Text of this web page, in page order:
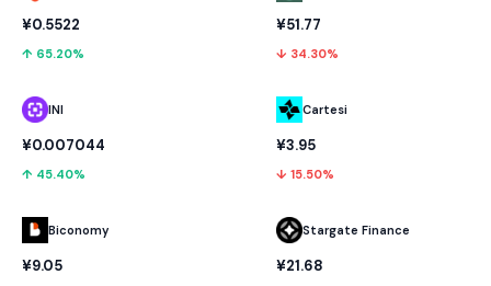
¥0.5522
↑ 65.20%
INI
¥0.007044
↑ 45.40%
Biconomy
¥9.05
¥51.77
↓ 34.30%
Cartesi
¥3.95
↓ 15.50%
Stargate Finance
¥21.68